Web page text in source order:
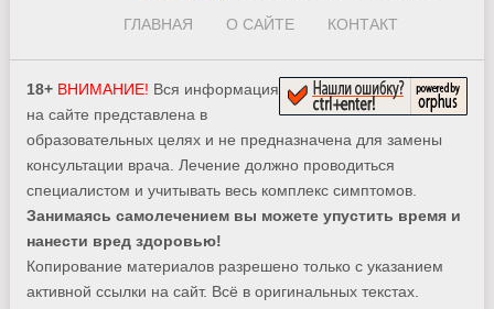
ГЛАВНАЯ О САЙТЕ КОНТАКТ
18+ ВНИМАНИЕ! Вся информация
на сайте представлена в
образовательных целях и не предназначена для замены
консультации врача. Лечение должно проводиться
специалистом и учитывать весь комплекс симптомов.
Занимаясь самолечением вы можете упустить время и
нанести вред здоровью!
Копирование материалов разрешено только с указанием
активной ссылки на сайт. Всё в оригинальных текстах.